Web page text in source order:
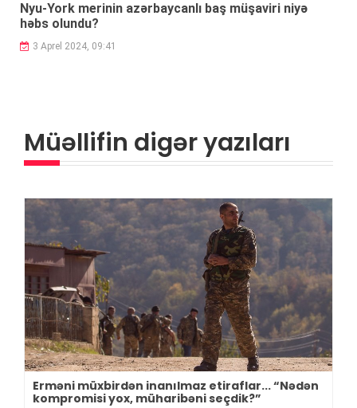
Nyu-York merinin azərbaycanlı baş müşaviri niyə
həbs olundu?
3 Aprel 2024, 09:41
Müəllifin digər yazıları
Erməni müxbirdən inanılmaz etiraflar... “Nədən
kompromisi yox, müharibəni seçdik?”